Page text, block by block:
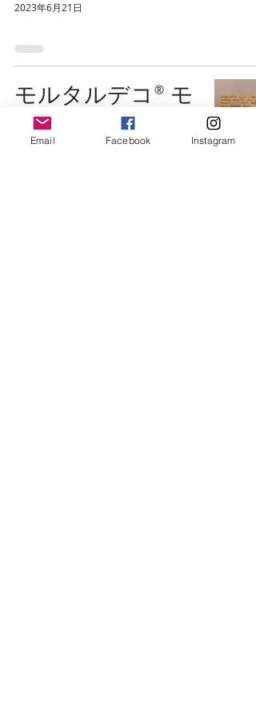
2023年6月21日
モルタルデコ®️ モ
ルタルデコ kc-
forest つくば教
Email Facebook Instagram